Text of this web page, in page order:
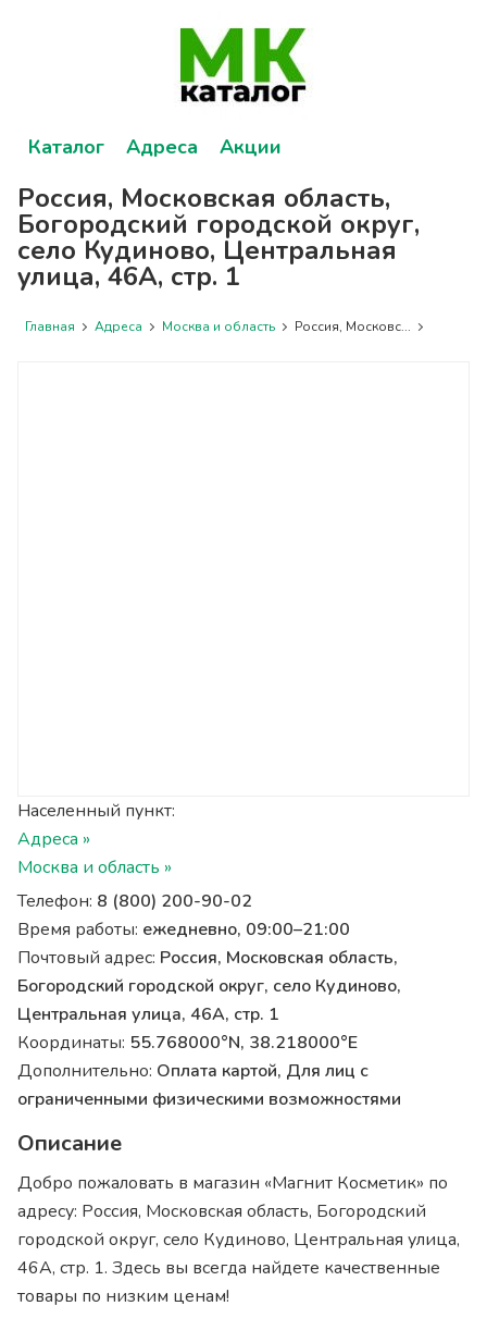
Каталог Адреса Акции
Россия, Московская область,
Богородский городской округ,
село Кудиново, Центральная
улица, 46А, стр. 1
Главная Адреса Москва и область Россия, Московс...
Населенный пункт:
Адреса »
Москва и область »
Телефон: 8 (800) 200-90-02
Время работы: ежедневно, 09:00–21:00
Почтовый адрес: Россия, Московская область,
Богородский городской округ, село Кудиново,
Центральная улица, 46А, стр. 1
Координаты: 55.768000°N, 38.218000°E
Дополнительно: Оплата картой, Для лиц с
ограниченными физическими возможностями
Описание
Добро пожаловать в магазин «Магнит Косметик» по
адресу: Россия, Московская область, Богородский
городской округ, село Кудиново, Центральная улица,
46А, стр. 1. Здесь вы всегда найдете качественные
товары по низким ценам!